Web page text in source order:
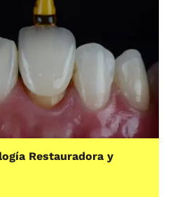
Restauradora y